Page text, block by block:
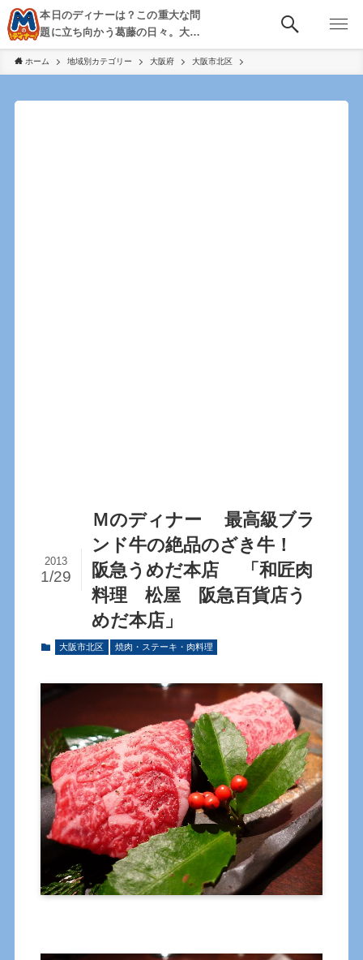
本日のディナーは？この重大な問
題に立ち向かう葛藤の日々。大
阪・京都・神戸を中心とした食べ
歩き、飲み歩きを綴る。
ホーム 地域別カテゴリー 大阪府 大阪市北区
Ｍのディナー 最高級ブラ
ンド牛の絶品のざき牛！
阪急うめだ本店 「和匠肉
料理 松屋 阪急百貨店う
めだ本店」
2013
1/29
大阪市北区 焼肉・ステーキ・肉料理